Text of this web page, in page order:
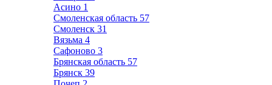
Асино 1
Смоленская область 57
Смоленск 31
Вязьма 4
Сафоново 3
Брянская область 57
Брянск 39